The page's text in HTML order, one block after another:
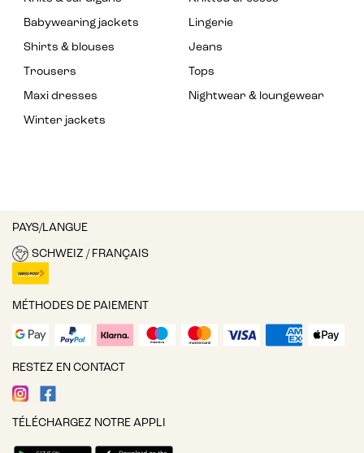
Babywearing jackets
Lingerie
Shirts & blouses
Jeans
Trousers
Tops
Maxi dresses
Nightwear & loungewear
Winter jackets
PAYS/LANGUE
SCHWEIZ / FRANÇAIS
MÉTHODES DE PAIEMENT
RESTEZ EN CONTACT
TÉLÉCHARGEZ NOTRE APPLI